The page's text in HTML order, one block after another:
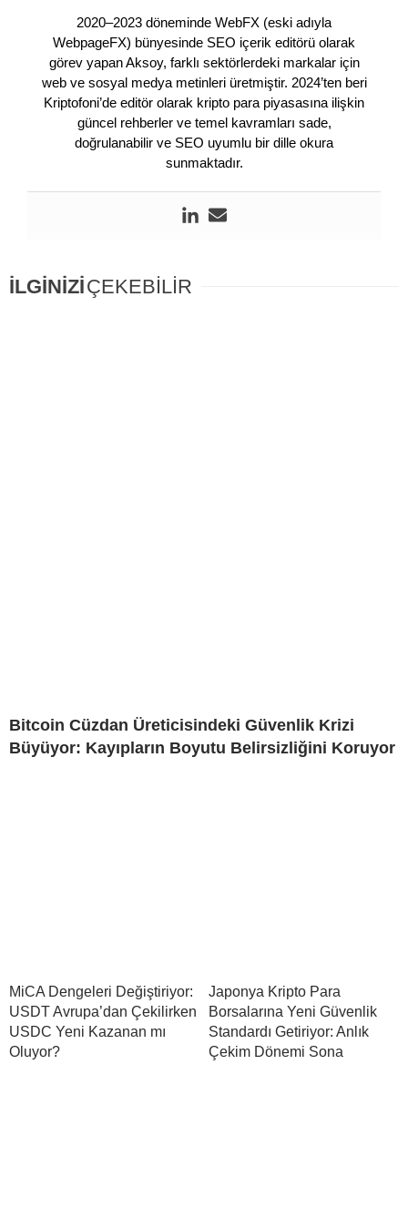
2020–2023 döneminde WebFX (eski adıyla
WebpageFX) bünyesinde SEO içerik editörü olarak
görev yapan Aksoy, farklı sektörlerdeki markalar için
web ve sosyal medya metinleri üretmiştir. 2024’ten beri
Kriptofoni’de editör olarak kripto para piyasasına ilişkin
güncel rehberler ve temel kavramları sade,
doğrulanabilir ve SEO uyumlu bir dille okura
sunmaktadır.
İLGİNİZİÇEKEBİLİR
Bitcoin Cüzdan Üreticisindeki Güvenlik Krizi
Büyüyor: Kayıpların Boyutu Belirsizliğini Koruyor
MiCA Dengeleri Değiştiriyor:
USDT Avrupa’dan Çekilirken
USDC Yeni Kazanan mı
Oluyor?
Japonya Kripto Para
Borsalarına Yeni Güvenlik
Standardı Getiriyor: Anlık
Çekim Dönemi Sona